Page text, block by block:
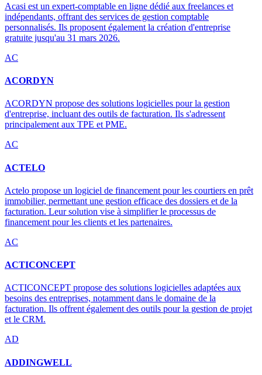
Acasi est un expert-comptable en ligne dédié aux freelances et
indépendants, offrant des services de gestion comptable
personnalisés. Ils proposent également la création d'entreprise
gratuite jusqu'au 31 mars 2026.
AC
ACORDYN
ACORDYN propose des solutions logicielles pour la gestion
d'entreprise, incluant des outils de facturation. Ils s'adressent
principalement aux TPE et PME.
AC
ACTELO
Actelo propose un logiciel de financement pour les courtiers en prêt
immobilier, permettant une gestion efficace des dossiers et de la
facturation. Leur solution vise à simplifier le processus de
financement pour les clients et les partenaires.
AC
ACTICONCEPT
ACTICONCEPT propose des solutions logicielles adaptées aux
besoins des entreprises, notamment dans le domaine de la
facturation. Ils offrent également des outils pour la gestion de projet
et le CRM.
AD
ADDINGWELL